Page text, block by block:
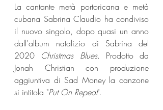
La cantante metà portoricana e metà
cubana Sabrina Claudio ha condiviso
il nuovo singolo, dopo quasi un anno
dall'album natalizio di Sabrina del
2020 Christmas Blues. Prodotto da
Jonah Christian con produzione
aggiuntiva di Sad Money la canzone
si intitola "Put On Repeat".